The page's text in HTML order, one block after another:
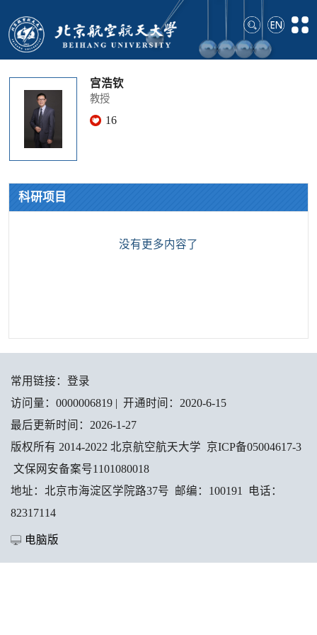
宫浩钦
教授
16
科研项目
没有更多内容了
常用链接： 登录
访问量： 0000006819| 开通时间： 2020-6-15
最后更新时间： 2026-1-27
版权所有 2014-2022 北京航空航天大学 京ICP备05004617-3
文保网安备案号1101080018
地址：北京市海淀区学院路37号 邮编：100191 电话：
82317114
电脑版